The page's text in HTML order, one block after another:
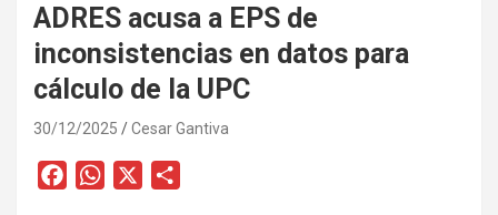
ADRES acusa a EPS de
inconsistencias en datos para
cálculo de la UPC
30/12/2025 Cesar Gantiva
W